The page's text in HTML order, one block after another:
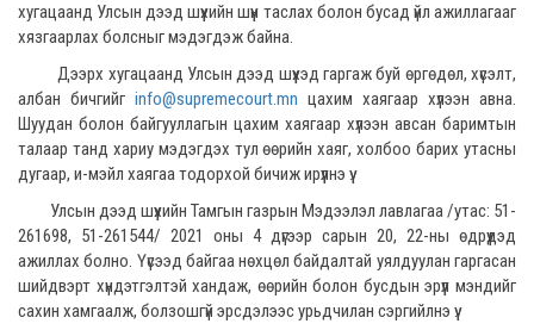
хугацаанд Улсын дээд шүүхийн шүүн таслах болон бусад үйл ажиллагааг
хязгаарлах болсныг мэдэгдэж байна.
Дээрх хугацаанд Улсын дээд шүүхэд гаргаж буй өргөдөл, хүсэлт,
албан бичгийг info@supremecourt.mn цахим хаягаар хүлээн авна.
Шуудан болон байгууллагын цахим хаягаар хүлээн авсан баримтын
талаар танд хариу мэдэгдэх тул өөрийн хаяг, холбоо барих утасны
дугаар, и-мэйл хаягаа тодорхой бичиж ирүүлнэ үү.
Улсын дээд шүүхийн Тамгын газрын Мэдээлэл лавлагаа /утас: 51-
261698, 51-261544/ 2021 оны 4 дүгээр сарын 20, 22-ны өдрүүдэд
ажиллах болно. Үүсээд байгаа нөхцөл байдалтай уялдуулан гаргасан
шийдвэрт хүндэтгэлтэй хандаж, өөрийн болон бусдын эрүүл мэндийг
сахин хамгаалж, болзошгүй эрсдэлээс урьдчилан сэргийлнэ үү.